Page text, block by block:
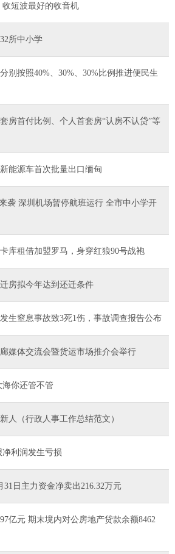
短波最好的收音机
所中小学
别按照40%、30%、30%比例推进便民生
房首付比例、个人首套房“认房不认贷”等
能源车首次批量出口缅甸
袭 深圳机场暂停航班运行 全市中小学开
库租借加盟罗马，身穿红狼90号战袍
房拟今年达到还迁条件
生窒息事故致3死1伤，事故调查报告公布
媒体交流会暨货运市场推介会举行
你还管不管
人（行政人事工作总结范文）
净利润发生亏损
31日主力资金净卖出216.32万元
亿元 期末境内对公房地产贷款余额8462